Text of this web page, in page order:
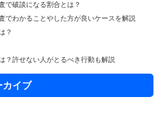
で破談になる割合とは？
でわかることやした方が良いケースを解説
？
？許せない人がとるべき行動も解説
カイブ